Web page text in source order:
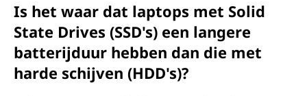
Is het waar dat laptops met Solid
State Drives (SSD's) een langere
batterijduur hebben dan die met
harde schijven (HDD's)?